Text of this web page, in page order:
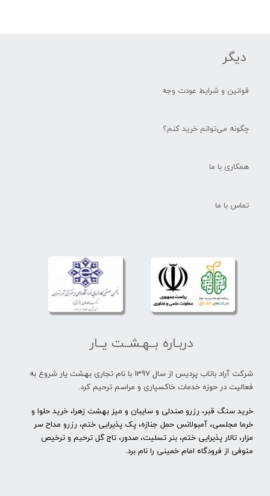
دیگر
قوانین و شرایط عودت وجه
چگونه می‌توانم خرید کنم؟
همکاری با ما
تماس با ما
دربـاره بــهـشــت یــار
شرکت آراد باتاب پردیس از سال 1397 با نام تجاری بهشت یار شروع به
فعالیت در حوزه خدمات خاکسپاری و مراسم ترحیم کرد.
خرید سنگ قبر، رزرو صندلی و سایبان و میز بهشت زهرا، خرید حلوا و
خرما مجلسی، آمبولانس حمل جنازه، پک پذیرایی ختم، رزرو مداح سر
مزار، تالار پذیرایی ختم، بنر تسلیت، صدور، تاج گل ترحیم و ترخیص
متوفی از فرودگاه امام خمینی را نام برد.